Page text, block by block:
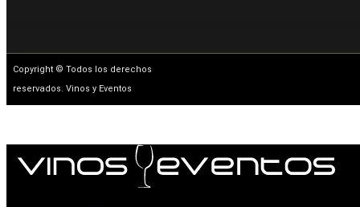
Copyright © Todos los derechos
reservados. Vinos y Eventos